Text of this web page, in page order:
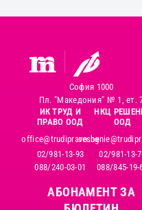
София 1000
Пл. "Македония" № 1, ет.
ИК ТРУД И
ПРАВО ООД
office@trudipravo.bg
02/981-13-93
088/240-03-01
НКЦ
ООД
02/981-13-
088/845-19-
АБОНАМЕНТ ЗА